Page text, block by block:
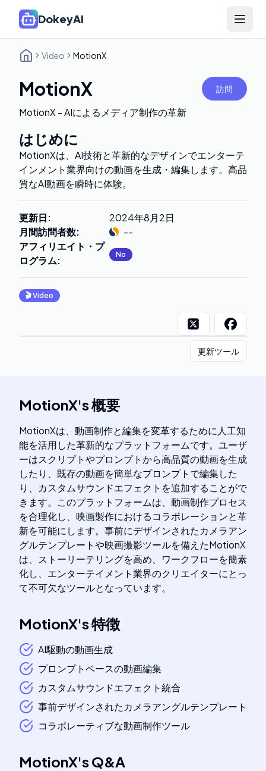
DokeyAI Open
Video MotionX
MotionX 訪問
MotionX - AIによるメディア制作の革新
はじめに
MotionXは、AI技術と革新的なデザインでエンターテ
インメント業界向けの動画を生成・編集します。高品
質なAI動画を瞬時に体験。
更新日:
2024年8月2日
月間訪問者数:
--
アフィリエイト・プ
ログラム: No
🎬Video
更新ツール
MotionX's概要
MotionXは、動画制作と編集を変革するために人工知
能を活用した革新的なプラットフォームです。ユーザ
ーはスクリプトやプロンプトから高品質の動画を生成
したり、既存の動画を簡単なプロンプトで編集した
り、カスタムサウンドエフェクトを追加することがで
きます。このプラットフォームは、動画制作プロセス
を合理化し、映画製作におけるコラボレーションと革
新を可能にします。事前にデザインされたカメラアン
グルテンプレートや映画撮影ツールを備えたMotionX
は、ストーリーテリングを高め、ワークフローを簡素
化し、エンターテイメント業界のクリエイターにとっ
て不可欠なツールとなっています。
MotionX's特徴
AI駆動の動画生成
プロンプトベースの動画編集
カスタムサウンドエフェクト統合
事前デザインされたカメラアングルテンプレート
コラボレーティブな動画制作ツール
MotionX'sQ&A